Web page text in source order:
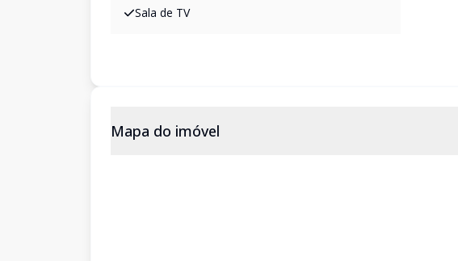
Sala de TV
Mapa do imóvel